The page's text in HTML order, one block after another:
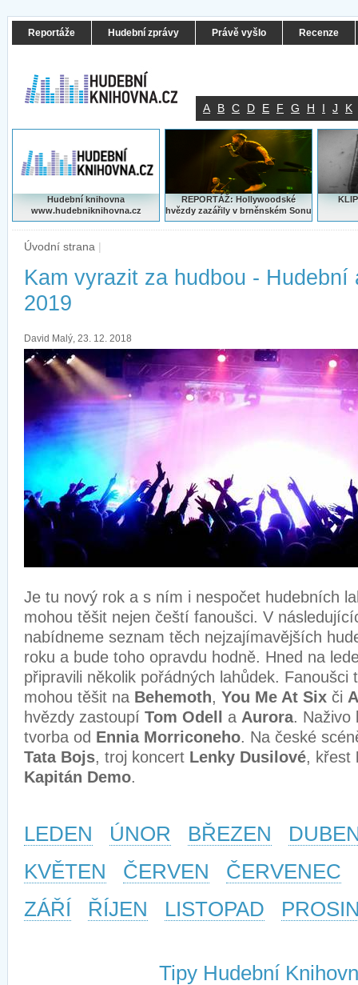
Reportáže Hudební zprávy Právě vyšlo Recenze
A B C D E F G H I J K
Hudební knihovna
www.hudebniknihovna.cz
REPORTÁŽ: Hollywoodské
hvězdy zazářily v brněnském Sonu
Úvodní strana |
Kam vyrazit za hudbou - Hudební
2019
David Malý, 23. 12. 2018
Je tu nový rok a s ním i nespočet hudebních
mohou těšit nejen čeští fanoušci. V
nabídneme seznam těch nejzajímavějších
roku a bude toho opravdu hodně. Hned na
připravili několik pořádných lahůdek. Fanoušci
mohou těšit na Behemoth, You Me At Six či
hvězdy zastoupí Tom Odell a Aurora. Naživo
tvorba od Ennia Morriconeho. Na české
Tata Bojs, troj koncert Lenky Dusilové, křest
Kapitán Demo.
LEDEN ÚNOR BŘEZEN
KVĚTEN
ČERVEN
ČERVENEC
ZÁŘÍ
ŘÍJEN LISTOPAD
Tipy Hudební